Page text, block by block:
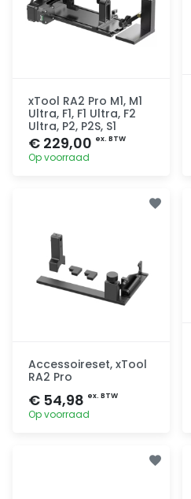
xTool RA2 Pro M1, M1
Ultra, F1, F1 Ultra, F2
Ultra, P2, P2S, S1
€ 229,00 ex. BTW
Op voorraad
Accessoireset, xTool
RA2 Pro
€ 54,98 ex. BTW
Op voorraad